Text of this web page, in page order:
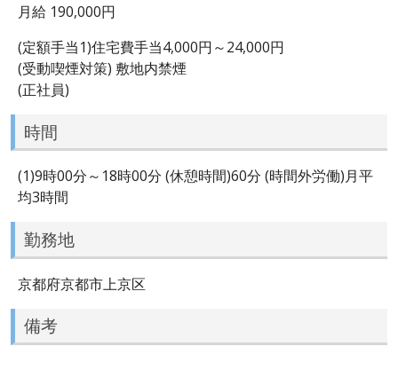
月給 190,000円
(定額手当1)住宅費手当4,000円～24,000円
(受動喫煙対策) 敷地内禁煙
(正社員)
時間
(1)9時00分～18時00分 (休憩時間)60分 (時間外労働)月平
均3時間
勤務地
京都府京都市上京区
備考